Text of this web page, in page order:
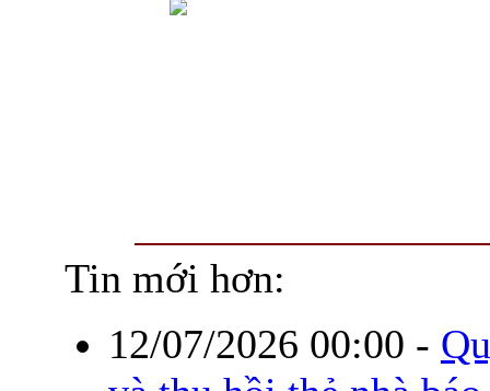
Tin mới hơn:
12/07/2026 00:00 -